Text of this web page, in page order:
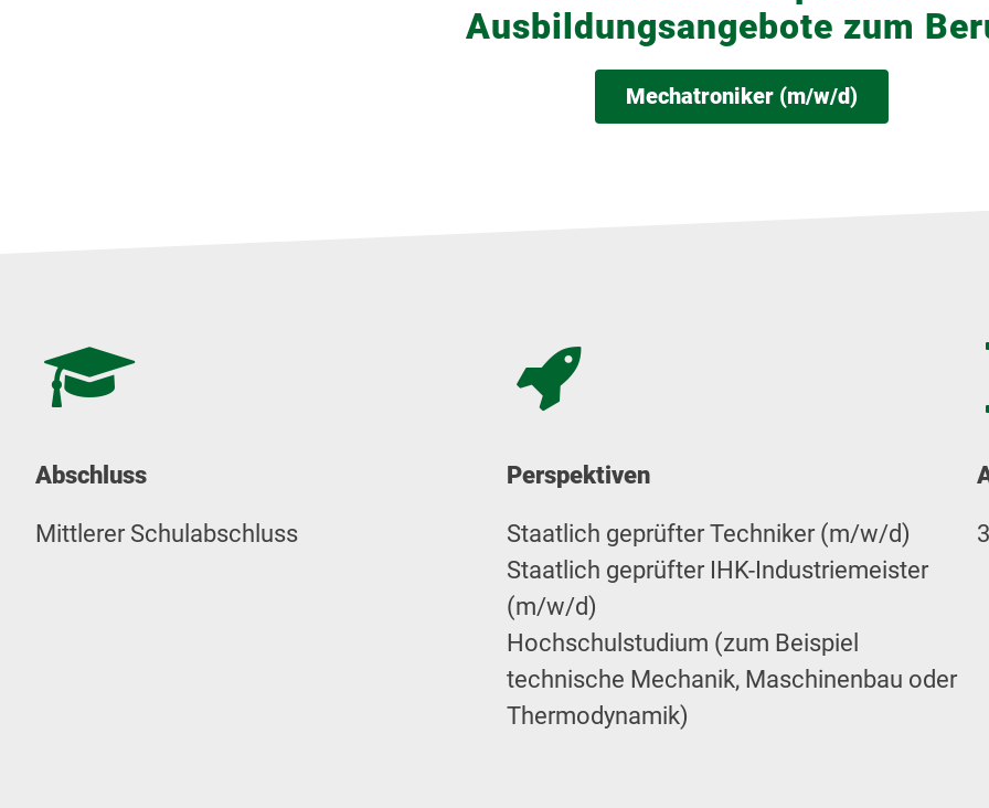
Ausbildungsangebote zum
Mechatroniker (m/w/d)
Abschluss
Mittlerer Schulabschluss
Perspektiven
Staatlich geprüfter Techniker (m/w/d)
Staatlich geprüfter IHK-Industriemeister
(m/w/d)
Hochschulstudium (zum Beispiel
technische Mechanik, Maschinenbau oder
Thermodynamik)